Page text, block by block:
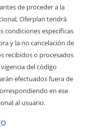
de proceder a la
Oferplan tendrá
condiciones específicas
y la no cancelación de
recibidos o procesados
del código
efectuados fuera de
en ese
al usuario.